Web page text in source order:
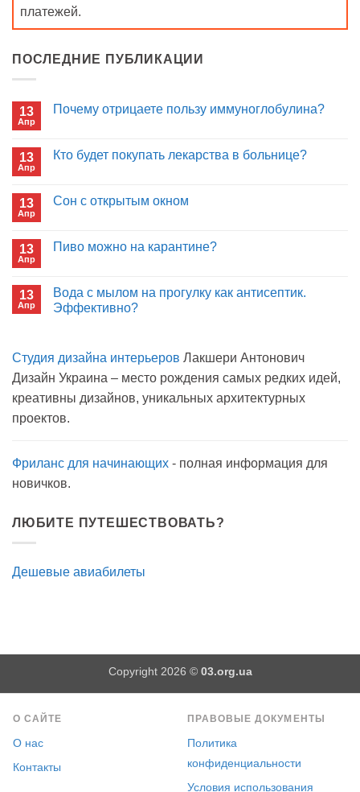
платежей.
ПОСЛЕДНИЕ ПУБЛИКАЦИИ
13
Апр
Почему отрицаете пользу иммуноглобулина?
Почему
13
Апр
Кто будет покупать лекарства в больнице?
Кто
в
13
Апр
Сон с открытым окном
Сон
13
Апр
Пиво можно на карантине?
Пиво
можно
13
Апр
Вода с мылом на прогулку как антисептик.
Эффективно?
Вода
мылом
прогулку
антисептик.
Студия дизайна интерьеров Лакшери Антонович
Дизайн Украина – место рождения самых редких идей,
креативны дизайнов, уникальных архитектурных
проектов.
Фриланс для начинающих - полная информация для
новичков.
ЛЮБИТЕ ПУТЕШЕСТВОВАТЬ?
Дешевые авиабилеты
Copyright 2026 © 03.org.ua
О САЙТЕ
О нас
Контакты
ПРАВОВЫЕ ДОКУМЕНТЫ
Политика
конфиденциальности
Условия использования